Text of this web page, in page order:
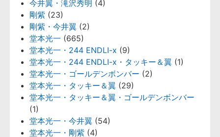
今井翼・滝沢秀明 (4)
剛紫 (23)
剛紫・今井翼 (2)
堂本光一 (665)
堂本光一・244 ENDLI-x (9)
堂本光一・244 ENDLI-x・タッキー＆翼 (1)
堂本光一・ゴールデンボンバー (2)
堂本光一・タッキー＆翼 (29)
堂本光一・タッキー＆翼・ゴールデンボンバー
(1)
堂本光一・今井翼 (54)
堂本光一・剛紫 (4)